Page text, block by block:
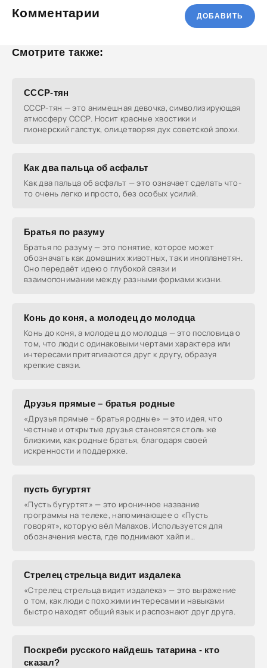
Комментарии ДОБАВИТЬ
Смотрите также:
СССР-тян
СССР-тян — это анимешная девочка, символизирующая
атмосферу СССР. Носит красные хвостики и
пионерский галстук, олицетворяя дух советской эпохи.
Как два пальца об асфальт
Как два пальца об асфальт — это означает сделать что-
то очень легко и просто, без особых усилий.
Братья по разуму
Братья по разуму — это понятие, которое может
обозначать как домашних животных, так и инопланетян.
Оно передаёт идею о глубокой связи и
взаимопонимании между разными формами жизни.
Конь до коня, а молодец до молодца
Конь до коня, а молодец до молодца — это пословица о
том, что люди с одинаковыми чертами характера или
интересами притягиваются друг к другу, образуя
крепкие связи.
Друзья прямые – братья родные
«Друзья прямые – братья родные» — это идея, что
честные и открытые друзья становятся столь же
близкими, как родные братья, благодаря своей
искренности и поддержке.
пусть бугуртят
«Пусть бугуртят» — это ироничное название
программы на телеке, напоминающее о «Пусть
говорят», которую вёл Малахов. Используется для
обозначения места, где поднимают хайп и
Стрелец стрельца видит издалека
«Стрелец стрельца видит издалека» — это выражение
о том, как люди с похожими интересами и навыками
быстро находят общий язык и распознают друг друга.
Поскреби русского найдешь татарина - кто
сказал?